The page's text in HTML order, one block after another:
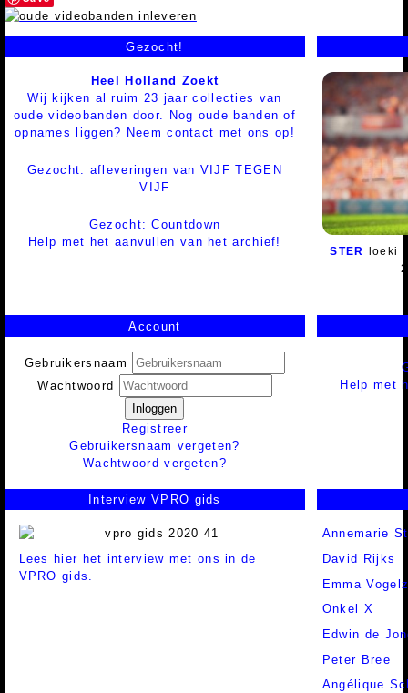
Gezocht!
Heel Holland Zoekt
Wij kijken al ruim 23 jaar collecties van
oude videobanden door. Nog oude banden of
opnames liggen? Neem contact met ons op!
Gezocht: afleveringen van VIJF TEGEN
VIJF
Gezocht: Countdown
Help met het aanvullen van het archief!
STER
loeki
Account
Gebruikersnaam
Wachtwoord
Inloggen
Registreer
Gebruikersnaam vergeten?
Wachtwoord vergeten?
Help met
Interview VPRO gids
Lees hier het interview met ons in de
VPRO gids.
Annemarie
David Rijks
Emma
Onkel X
Edwin de
Peter Bree
Angélique